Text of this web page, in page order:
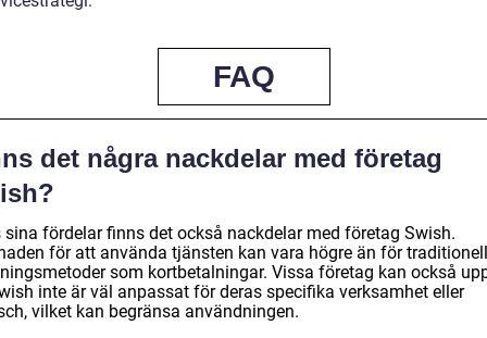
FAQ
det några nackdelar med företag
sina fördelar finns det också nackdelar med företag Swish.
för att använda tjänsten kan vara högre än för
som kortbetalningar. Vissa företag kan också
inte är väl anpassat för deras specifika verksamhet eller
vilket kan begränsa användningen.